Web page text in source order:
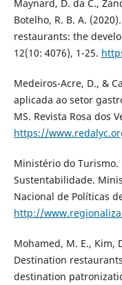
Maynard, D. da C.,
Botelho, R. B. A.
restaurants: the
12(10: 4076), 1-25.
Medeiros-Acre, D., &
aplicada ao setor
MS. Revista Rosa dos
https://
Ministério do Turismo.
Sustentabilidade.
Nacional de Políticas
http://
Mohamed, M. E., Kim,
Destination
destination